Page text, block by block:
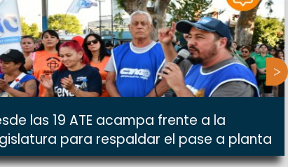
las 19 ATE acampa frente a la
para respaldar el pase a planta